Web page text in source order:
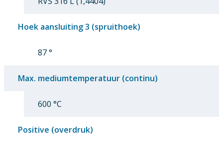
Hoek aansluiting 3 (spruithoek)
87 °
Max. mediumtemperatuur (continu)
600 °C
Positive (overdruk)